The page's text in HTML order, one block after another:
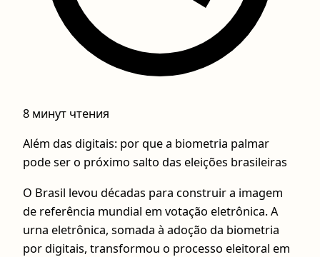
8 минут чтения
Além das digitais: por que a biometria palmar
pode ser o próximo salto das eleições brasileiras
O Brasil levou décadas para construir a imagem
de referência mundial em votação eletrônica. A
urna eletrônica, somada à adoção da biometria
por digitais, transformou o processo eleitoral em